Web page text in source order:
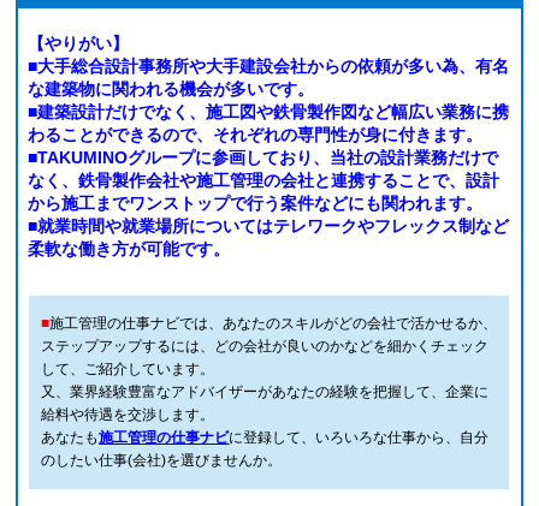
【やりがい】
■大手総合設計事務所や大手建設会社からの依頼が多い為、有名
な建築物に関われる機会が多いです。
■建築設計だけでなく、施工図や鉄骨製作図など幅広い業務に携
わることができるので、それぞれの専門性が身に付きます。
■TAKUMINOグループに参画しており、当社の設計業務だけで
なく、鉄骨製作会社や施工管理の会社と連携することで、設計
から施工までワンストップで行う案件などにも関われます。
■就業時間や就業場所についてはテレワークやフレックス制など
柔軟な働き方が可能です。
■施工管理の仕事ナビでは、あなたのスキルがどの会社で活かせるか、
ステップアップするには、どの会社が良いのかなどを細かくチェック
して、ご紹介しています。
又、業界経験豊富なアドバイザーがあなたの経験を把握して、企業に
給料や待遇を交渉します。
あなたも施工管理の仕事ナビに登録して、いろいろな仕事から、自分
のしたい仕事(会社)を選びませんか。